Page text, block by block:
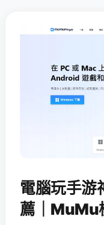
電腦玩手
薦｜MuMu